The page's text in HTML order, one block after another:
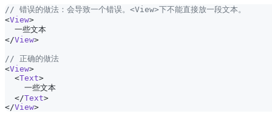
// 错误的做法：会导致一个错误。<View>下不能直接放一段文本。
<View>
  一些文本
</View>
// 正确的做法
<View>
<Text>
    一些文本
</Text>
</View>